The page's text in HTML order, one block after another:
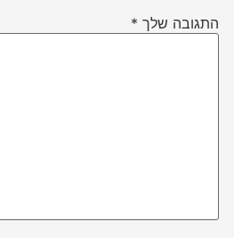
התגובה שלך *